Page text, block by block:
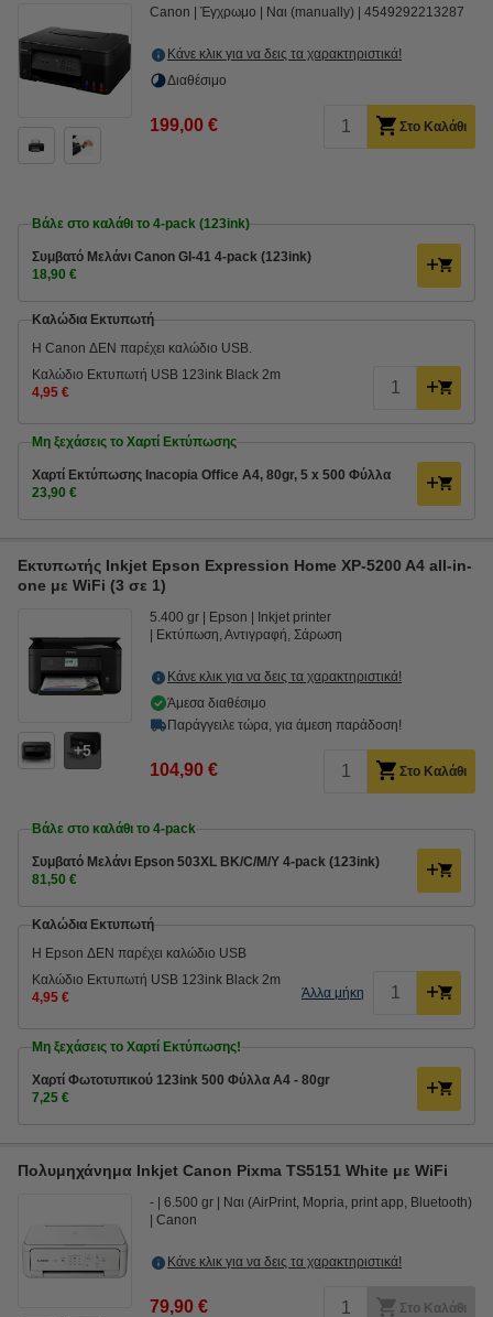
Canon Έγχρωμο Ναι (manually) 4549292213287
Κάνε κλικ για να δεις τα χαρακτηριστικά!
Διαθέσιμο
199,00 € Στο Καλάθι
Βάλε στο καλάθι το 4-pack (123ink)
Συμβατό Μελάνι Canon GI-41 4-pack (123ink)
18,90 €
Καλώδια Εκτυπωτή
Η Canon ΔΕΝ παρέχει καλώδιο USB.
Καλώδιο Εκτυπωτή USB 123ink Black 2m
4,95 €
Μη ξεχάσεις το Χαρτί Εκτύπωσης
Χαρτί Εκτύπωσης Inacopia Office Α4, 80gr, 5 x 500 Φύλλα
23,90 €
Εκτυπωτής Inkjet Epson Expression Home XP-5200 A4 all-in-
one με WiFi (3 σε 1)
5
5.400 gr Epson
Inkjet printer
Εκτύπωση, Αντιγραφή, Σάρωση
Κάνε κλικ για να δεις τα χαρακτηριστικά!
Άμεσα διαθέσιμο
Παράγγειλε τώρα, για άμεση παράδοση!
104,90 € Στο Καλάθι
Βάλε στο καλάθι το 4-pack
Συμβατό Μελάνι Epson 503XL BK/C/M/Y 4-pack (123ink)
81,50 €
Καλώδια Εκτυπωτή
Η Epson ΔΕΝ παρέχει καλώδιο USB
Καλώδιο Εκτυπωτή USB 123ink Black 2m
4,95 €
Άλλα μήκη
Μη ξεχάσεις το Χαρτί Εκτύπωσης!
Χαρτί Φωτοτυπικού 123ink 500 Φύλλα A4 - 80gr
7,25 €
Πολυμηχάνημα Inkjet Canon Pixma TS5151 White με WiFi
- 6.500 gr
Ναι (AirPrint, Mopria, print app, Bluetooth)
Canon
Κάνε κλικ για να δεις τα χαρακτηριστικά!
79,90 € Στο Καλάθι